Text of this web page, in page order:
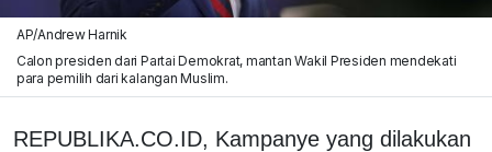
AP/Andrew Harnik
Calon presiden dari Partai Demokrat, mantan Wakil Presiden mendekati
para pemilih dari kalangan Muslim.
REPUBLIKA.CO.ID, Kampanye yang dilakukan